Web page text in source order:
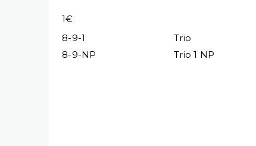
1€
8-9-1
Trio
8-9-NP
Trio 1 NP